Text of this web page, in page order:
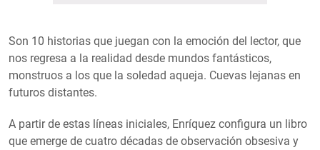
Son 10 historias que juegan con la emoción del lector, que
nos regresa a la realidad desde mundos fantásticos,
monstruos a los que la soledad aqueja. Cuevas lejanas en
futuros distantes.
A partir de estas líneas iniciales, Enríquez configura un libro
que emerge de cuatro décadas de observación obsesiva y